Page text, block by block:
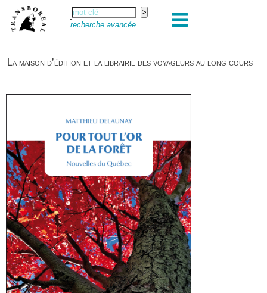
recherche avancée
La maison d’édition et la librairie des voyageurs au long cours